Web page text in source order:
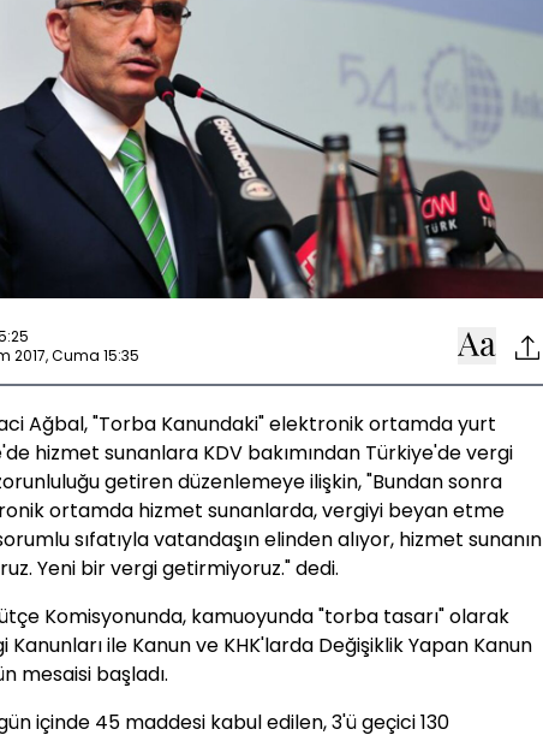
2017, Cuma 15:35
Ağbal, "Torba Kanundaki" elektronik ortamda yurt
hizmet sunanlara KDV bakımından Türkiye'de vergi
getiren düzenlemeye ilişkin, "Bundan sonra
ortamda hizmet sunanlarda, vergiyi beyan etme
sıfatıyla vatandaşın elinden alıyor, hizmet sunanın
Yeni bir vergi getirmiyoruz." dedi.
Komisyonunda, kamuoyunda "torba tasarı" olarak
Kanunları ile Kanun ve KHK'larda Değişiklik Yapan Kanun
mesaisi başladı.
içinde 45 maddesi kabul edilen, 3'ü geçici 130